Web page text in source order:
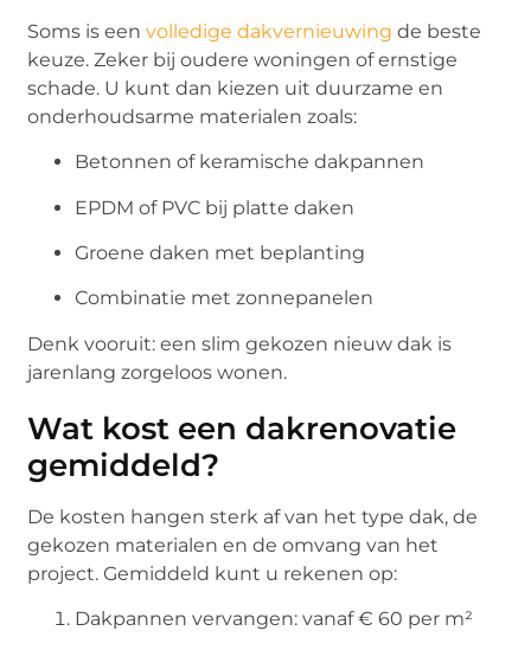
Soms is eenvolledige dakvernieuwing de beste
keuze. Zeker bij oudere woningen of ernstige
schade. U kunt dan kiezen uit duurzame en
onderhoudsarme materialen zoals:
Betonnen of keramische dakpannen
EPDM of PVC bij platte daken
Groene daken met beplanting
Combinatie met zonnepanelen
Denk vooruit: een slim gekozen nieuw dak is
jarenlang zorgeloos wonen.
Wat kost een dakrenovatie
gemiddeld?
De kosten hangen sterk af van het type dak, de
gekozen materialen en de omvang van het
project. Gemiddeld kunt u rekenen op:
Dakpannen vervangen: vanaf € 60 per m²